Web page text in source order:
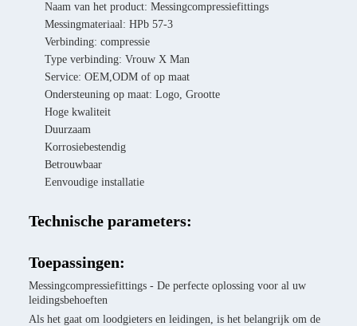
Naam van het product: Messingcompressiefittings
Messingmateriaal: HPb 57-3
Verbinding: compressie
Type verbinding: Vrouw X Man
Service: OEM,ODM of op maat
Ondersteuning op maat: Logo, Grootte
Hoge kwaliteit
Duurzaam
Korrosiebestendig
Betrouwbaar
Eenvoudige installatie
Technische parameters:
Toepassingen:
Messingcompressiefittings - De perfecte oplossing voor al uw
leidingsbehoeften
Als het gaat om loodgieters en leidingen, is het belangrijk om de